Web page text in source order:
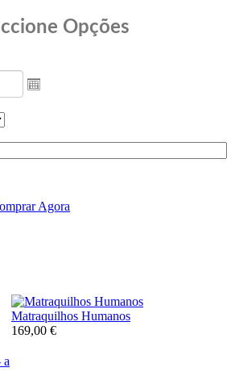
Opções
Agora
Matraquilhos Humanos
169,00 €